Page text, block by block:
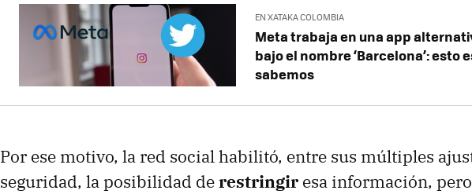
EN XATAKA COLOMBIA
Meta trabaja en una app
bajo el nombre ‘Barcelona’: esto
sabemos
Por ese motivo, la red social habilitó, entre sus múltiples
seguridad, la posibilidad derestringir esa información,